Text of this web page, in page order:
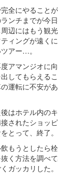
全にやること
ンチまでが今
辺にはもう観
ィングが遠く
アー…。
アマンジオに
してもらえる
運転に不安が
はホテル内の
されたショッ
とって、終了。
もうとしたら
く方法を調べ
ガッカリした。